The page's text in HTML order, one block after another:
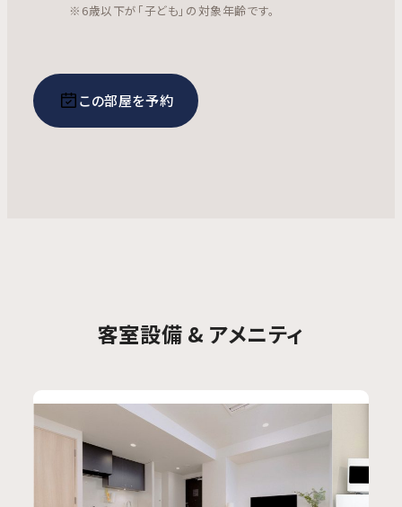
※6歳以下が「子ども」の対象年齢です。
この部屋を予約
客室設備 & アメニティ